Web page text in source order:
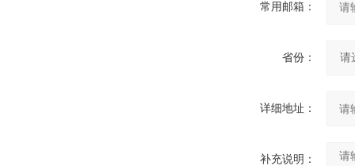
常用邮箱：
省份：
详细地址：
补充说明：